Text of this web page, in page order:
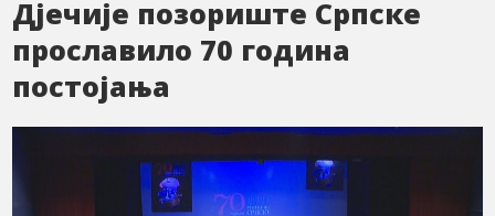
Дјечије позориште Српске
прославило 70 година
постојања